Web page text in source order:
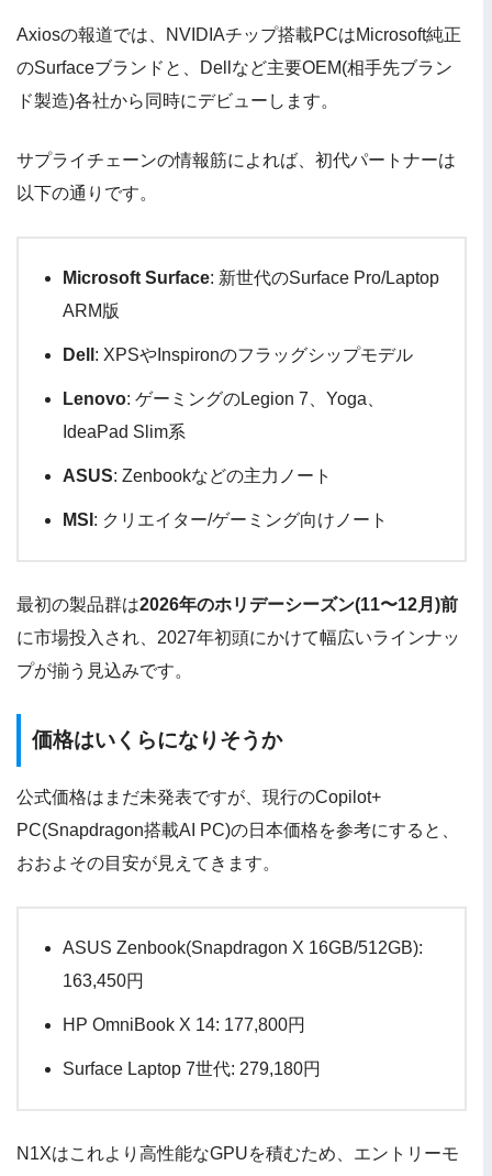
Axiosの報道では、NVIDIAチップ搭載PCはMicrosoft純正
のSurfaceブランドと、Dellなど主要OEM(相手先ブラン
ド製造)各社から同時にデビューします。
サプライチェーンの情報筋によれば、初代パートナーは
以下の通りです。
Microsoft Surface: 新世代のSurface Pro/Laptop
ARM版
Dell : XPSやInspironのフラッグシップモデル
Lenovo: ゲーミングのLegion 7、Yoga、
IdeaPad Slim系
ASUS: Zenbookなどの主力ノート
MSI : クリエイター/ゲーミング向けノート
最初の製品群は2026年のホリデーシーズン(11〜12月)前
に市場投入され、2027年初頭にかけて幅広いラインナッ
プが揃う見込みです。
価格はいくらになりそうか
公式価格はまだ未発表ですが、現行のCopilot+
PC(Snapdragon搭載AI PC)の日本価格を参考にすると、
おおよその目安が見えてきます。
ASUS Zenbook(Snapdragon X 16GB/512GB):
163,450円
HP OmniBook X 14: 177,800円
Surface Laptop 7世代: 279,180円
N1Xはこれより高性能なGPUを積むため、エントリーモ